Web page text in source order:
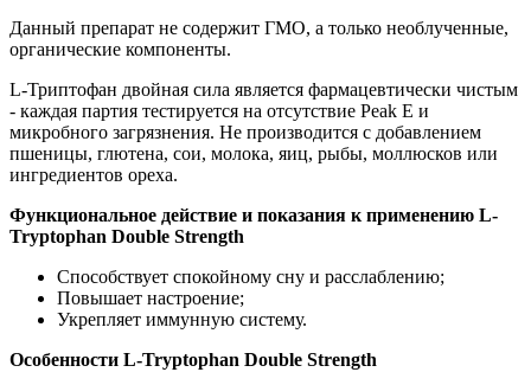
Данный препарат не содержит ГМО, а только необлученные,
органические компоненты.
L-Триптофан двойная сила является фармацевтически чистым
- каждая партия тестируется на отсутствие Peak E и
микробного загрязнения. Не производится с добавлением
пшеницы, глютена, сои, молока, яиц, рыбы, моллюсков или
ингредиентов ореха.
Функциональное действие и показания к применению L-
Tryptophan Double Strength
Способствует спокойному сну и расслаблению;
Повышает настроение;
Укрепляет иммунную систему.
Особенности L-Tryptophan Double Strength